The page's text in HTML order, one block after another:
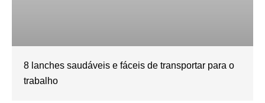
8 lanches saudáveis e fáceis de transportar para o
trabalho